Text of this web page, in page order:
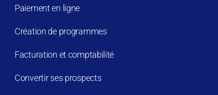
Paiement en ligne
Création de programmes
Facturation et comptabilité
Convertir ses prospects